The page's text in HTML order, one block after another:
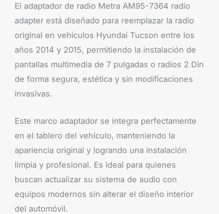
El adaptador de radio Metra AM95-7364 radio
adapter está diseñado para reemplazar la radio
original en vehículos Hyundai Tucson entre los
años 2014 y 2015, permitiendo la instalación de
pantallas multimedia de 7 pulgadas o radios 2 Din
de forma segura, estética y sin modificaciones
invasivas.
Este marco adaptador se integra perfectamente
en el tablero del vehículo, manteniendo la
apariencia original y logrando una instalación
limpia y profesional. Es ideal para quienes
buscan actualizar su sistema de audio con
equipos modernos sin alterar el diseño interior
del automóvil.